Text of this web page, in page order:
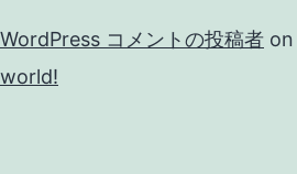
WordPress コメントの投稿者 on
world!